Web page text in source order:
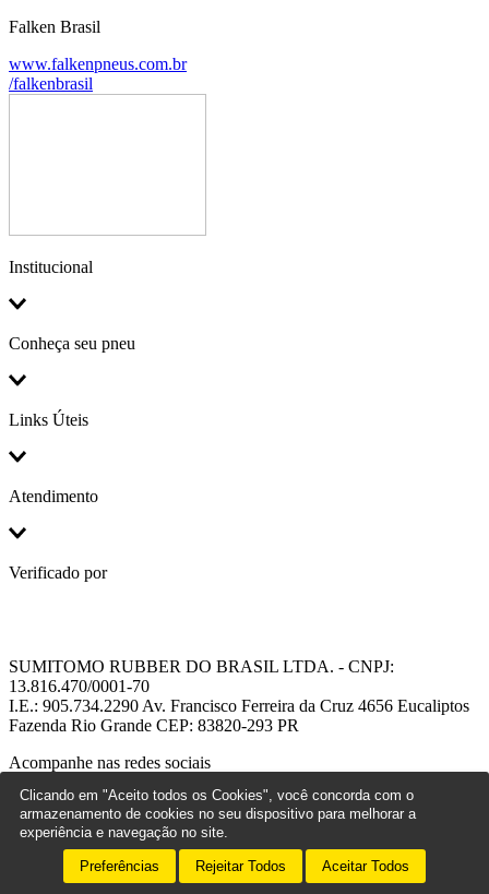
Falken Brasil
www.falkenpneus.com.br
/falkenbrasil
Institucional
Conheça seu pneu
Links Úteis
Atendimento
Verificado por
SUMITOMO RUBBER DO BRASIL LTDA. - CNPJ:
13.816.470/0001-70
I.E.: 905.734.2290 Av. Francisco Ferreira da Cruz 4656 Eucaliptos
Fazenda Rio Grande CEP: 83820-293 PR
Acompanhe nas redes sociais
Clicando em "Aceito todos os Cookies", você concorda com o
armazenamento de cookies no seu dispositivo para melhorar a
experiência e navegação no site.
Preferências Rejeitar Todos Aceitar Todos